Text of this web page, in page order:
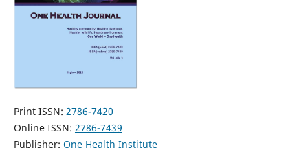
Print ISSN: 2786-7420
Online ISSN: 2786-7439
Publisher: One Health Institute